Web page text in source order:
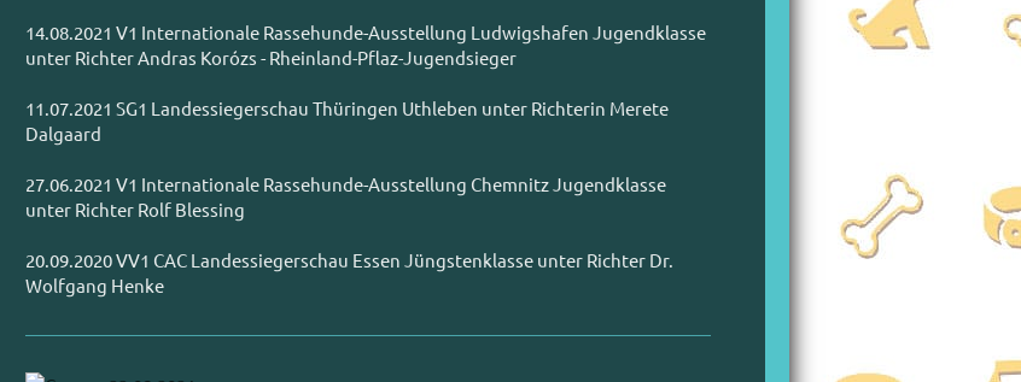
14.08.2021 V1 Internationale Rassehunde-Ausstellung Ludwigshafen Jugendklasse
unter Richter Andras Korózs - Rheinland-Pflaz-Jugendsieger
11.07.2021 SG1 Landessiegerschau Thüringen Uthleben unter Richterin Merete
Dalgaard
27.06.2021 V1 Internationale Rassehunde-Ausstellung Chemnitz Jugendklasse
unter Richter Rolf Blessing
20.09.2020 VV1 CAC Landessiegerschau Essen Jüngstenklasse unter Richter Dr.
Wolfgang Henke